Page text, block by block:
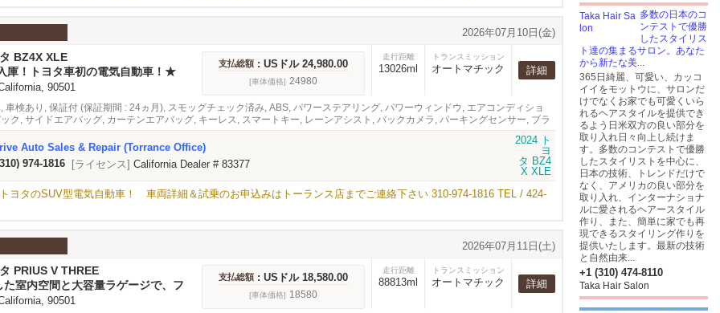
2026年07月10日(金)
BZ4X XLE
庫！トヨタ車初の電気自動車！★
90501
支払総額 : USドル 24,980.00
[車体価格] 24980
走行距離
13026ml
トランスミッション
オートマチック 詳細
車検あり, 保証付 (保証期間 : 24ヵ月), スモッグチェック済み, ABS, パワーステアリング, パワーウィンドウ, エアコンディショ
ク, サイドエアバッグ, カーテンエアバッグ, キーレス, スマートキー, レーンアシスト, バックカメラ, パーキングセンサー, ブラ
トモニター, アダプティブクルーズコントロール, オーディオ, サンルーフ
Auto Sales & Repair (Torrance Office)
974-1816
[ライセンス] California Dealer # 83377
ヨタのSUV型電気自動車！ 車両詳細＆試乗のお申込みはトーランス店までご連絡下さい 310-974-1816 TEL / 424-
2026年07月11日(土)
PRIUS V THREE
室内空間と大容量ラゲージで、フ
ーとしても大活躍★
90501
支払総額 : USドル 18,580.00
[車体価格] 18580
走行距離
88813ml
トランスミッション
オートマチック 詳細
多数の日本のコ
ンテストで優勝
したスタイリス
ト達の集まるサロン。あなた
から新たな美...
365日綺麗、可愛い、カッコ
イイをモットウに、サロンだ
けでなくお家でも可愛くいら
れるヘアスタイルを提供でき
るよう日米双方の良い部分を
取り入れ日々向上し続けま
す。多数のコンテストで優勝
したスタイリストを中心に、
日本の技術、トレンドだけで
なく、アメリカの良い部分を
取り入れ、インターナショナ
ルに愛されるヘアースタイル
作り、また、簡単に家でも再
現できるスタイリング作りを
提供いたします。最新の技術
と自然由来...
+1 (310) 474-8110
Taka Hair Salon